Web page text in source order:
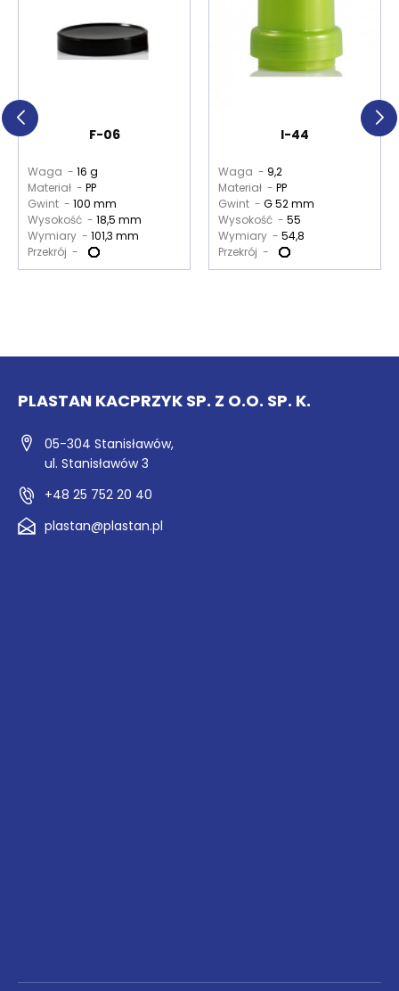
F-06
Waga - 16 g
Materiał - PP
Gwint - 100 mm
Wysokość - 18,5 mm
Wymiary - 101,3 mm
Przekrój -
I-44
Waga - 9,2
Materiał - PP
Gwint - G 52 mm
Wysokość - 55
Wymiary - 54,8
Przekrój -
PLASTAN KACPRZYK SP. Z O.O. SP. K.
05-304 Stanisławów,
ul. Stanisławów 3
+48 25 752 20 40
plastan@plastan.pl